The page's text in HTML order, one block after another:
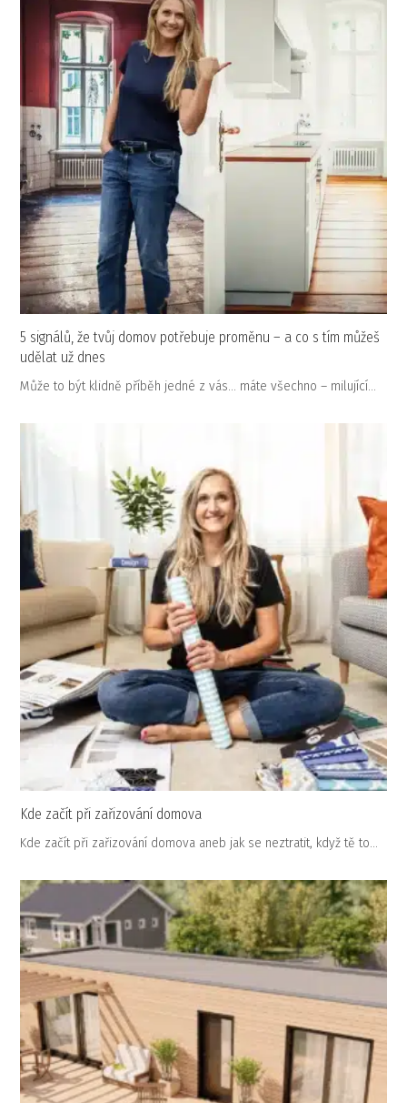
5 signálů, že tvůj domov potřebuje proměnu – a co s tím můžeš
udělat už dnes
Může to být klidně příběh jedné z vás… máte všechno – milující…
Kde začít při zařizování domova
Kde začít při zařizování domova aneb jak se neztratit, když tě to…